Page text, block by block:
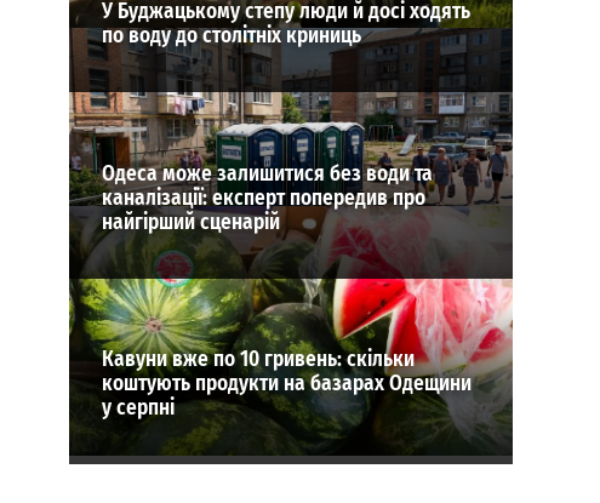
У Буджацькому степу люди й досі ходять
по воду до столітніх криниць
Одеса може залишитися без води та
каналізації: експерт попередив про
найгірший сценарій
Кавуни вже по 10 гривень: скільки
коштують продукти на базарах Одещини
у серпні